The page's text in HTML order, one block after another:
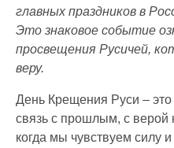
главных праздников в
Это знаковое событие
просвещения Русичей,
веру.
День Крещения Руси –
связь с прошлым, с верой
когда мы чувствуем силу